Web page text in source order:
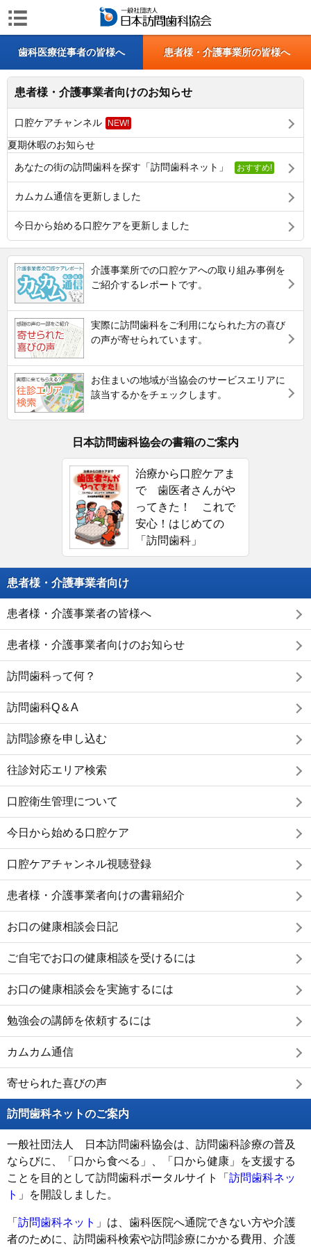
歯科医療従事者の皆様へ 患者様・介護事業所の皆様へ
患者様・介護事業者向けのお知らせ
口腔ケアチャンネル NEW!
夏期休暇のお知らせ
あなたの街の訪問歯科を探す「訪問歯科ネット」
おすすめ!
カムカム通信を更新しました
今日から始める口腔ケアを更新しました
介護事業所での口腔ケアへの取り組み事例を
ご紹介するレポートです。
実際に訪問歯科をご利用になられた方の喜び
の声が寄せられています。
お住まいの地域が当協会のサービスエリアに
該当するかをチェックします。
日本訪問歯科協会の書籍のご案内
治療から口腔ケアま
で 歯医者さんがや
ってきた！ これで
安心！はじめての
「訪問歯科」
患者様・介護事業者向け
患者様・介護事業者の皆様へ
患者様・介護事業者向けのお知らせ
訪問歯科って何？
訪問歯科Q＆A
訪問診療を申し込む
往診対応エリア検索
口腔衛生管理について
今日から始める口腔ケア
口腔ケアチャンネル視聴登録
患者様・介護事業者向けの書籍紹介
お口の健康相談会日記
ご自宅でお口の健康相談を受けるには
お口の健康相談会を実施するには
勉強会の講師を依頼するには
カムカム通信
寄せられた喜びの声
訪問歯科ネットのご案内
一般社団法人 日本訪問歯科協会は、訪問歯科診療の普及
ならびに、「口から食べる」、「口から健康」を支援する
ことを目的として訪問歯科ポータルサイト「 訪問歯科ネッ
ト 」を開設しました。
「 訪問歯科ネット 」は、歯科医院へ通院できない方や介護
者のために、訪問歯科検索や訪問診療にかかる費用、介護